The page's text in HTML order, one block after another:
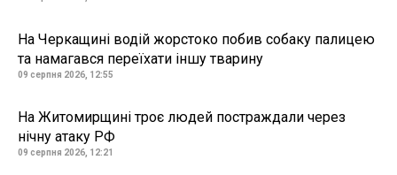
На Черкащині водій жорстоко побив собаку палицею
та намагався переїхати іншу тварину
09 серпня 2026, 12:55
На Житомирщині троє людей постраждали через
нічну атаку РФ
09 серпня 2026, 12:21